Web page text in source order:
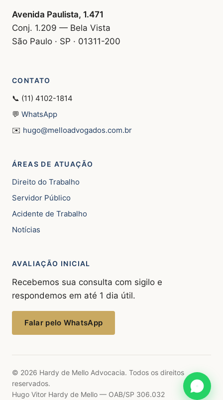
Avenida Paulista, 1.471
Conj. 1.209 — Bela Vista
São Paulo · SP · 01311-200
CONTATO
📞 (11) 4102-1814
💬 WhatsApp
✉️ hugo@melloadvogados.com.br
ÁREAS DE ATUAÇÃO
Direito do Trabalho
Servidor Público
Acidente de Trabalho
Notícias
AVALIAÇÃO INICIAL
Recebemos sua consulta com sigilo e
respondemos em até 1 dia útil.
Falar pelo WhatsApp
© 2026 Hardy de Mello Advocacia. Todos os direitos
reservados.
Hugo Vitor Hardy de Mello — OAB/SP 306.032